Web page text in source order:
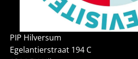
PIP Hilversum
Egelantierstraat 194 C